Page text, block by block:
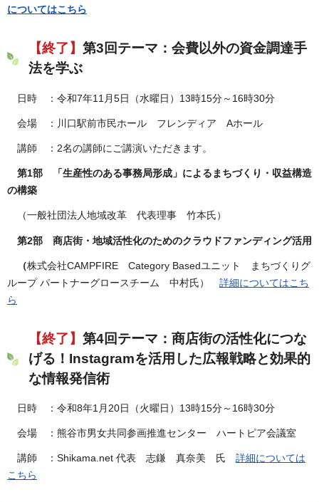
についてはこちら
【終了】 第3回テーマ：会費以外の資金調達手
法を学ぶ
日時 ：令和7年11月5日（水曜日）13時15分～16時30分
会場 ：川口駅前市民ホール フレンディア Aホール
講師 ：2名の講師にご講演いただきます。
第1部 「生産性のある事務局形成」によるまちづくり・収益構造
の構築
（一般社団法人地域改革 代表理事 竹本氏）
第2部 商店街・地域活性化のためのクラウドファンディング活用
（株式会社CAMPFIRE Category Basedユニット まちづくりグ
ループ パートナーグロースチーム 中村氏） 詳細についてはこち
ら
【終了】 第4回テーマ：商店街の活性化につな
げる！Instagramを活用した広報戦略と効果的
な情報発信術
日時 ：令和8年1月20日（火曜日）13時15分～16時30分
会場 ：熊谷市男女共同参画推進センター ハートピア会議室
講師 ：Shikama.net 代表 志鎌 真奈美 氏 詳細については
こちら